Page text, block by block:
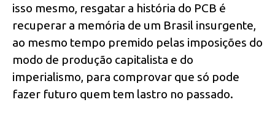
isso mesmo, resgatar a história do PCB é
recuperar a memória de um Brasil insurgente,
ao mesmo tempo premido pelas imposições do
modo de produção capitalista e do
imperialismo, para comprovar que só pode
fazer futuro quem tem lastro no passado.